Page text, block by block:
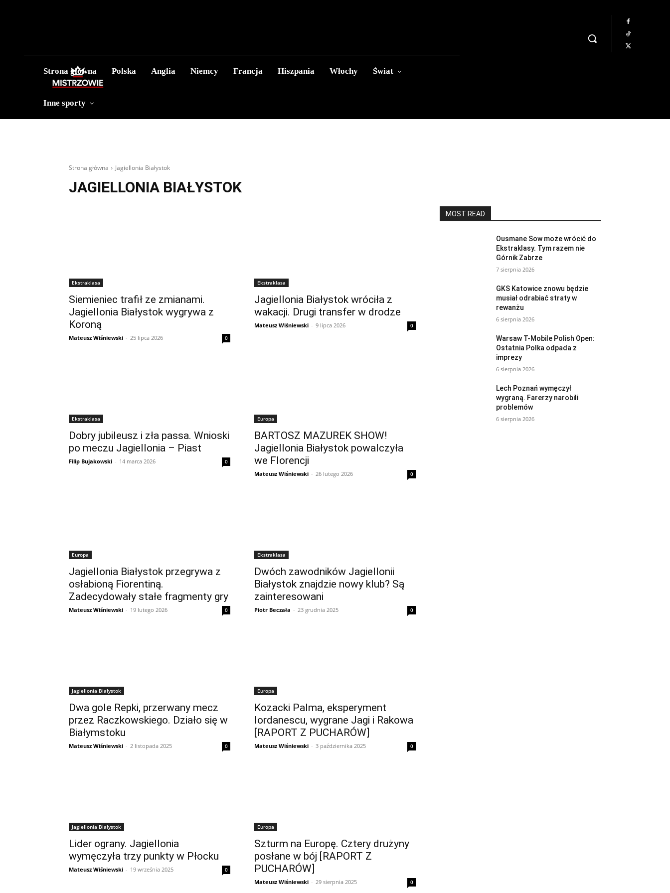
Strona główna Polska Anglia Niemcy Francja Hiszpania Włochy Świat
Inne sporty
Strona główna Jagiellonia Białystok
JAGIELLONIA BIAŁYSTOK
Ekstraklasa
Siemieniec trafił ze zmianami.
Jagiellonia Białystok wygrywa z
Koroną
Mateusz Wiśniewski - 25 lipca 2026 0
Ekstraklasa
Jagiellonia Białystok wróciła z
wakacji. Drugi transfer w drodze
Mateusz Wiśniewski - 9 lipca 2026 0
Ekstraklasa
Dobry jubileusz i zła passa. Wnioski
po meczu Jagiellonia – Piast
Filip Bujakowski - 14 marca 2026 0
Europa
BARTOSZ MAZUREK SHOW!
Jagiellonia Białystok powalczyła
we Florencji
Mateusz Wiśniewski - 26 lutego 2026 0
Europa
Jagiellonia Białystok przegrywa z
osłabioną Fiorentiną.
Zadecydowały stałe fragmenty gry
Mateusz Wiśniewski - 19 lutego 2026 0
Ekstraklasa
Dwóch zawodników Jagiellonii
Białystok znajdzie nowy klub? Są
zainteresowani
Piotr Beczała - 23 grudnia 2025 0
Jagiellonia Białystok
Dwa gole Repki, przerwany mecz
przez Raczkowskiego. Działo się w
Białymstoku
Mateusz Wiśniewski - 2 listopada 2025 0
Europa
Kozacki Palma, eksperyment
Iordanescu, wygrane Jagi i Rakowa
[RAPORT Z PUCHARÓW]
Mateusz Wiśniewski - 3 października 2025 0
Jagiellonia Białystok
Lider ograny. Jagiellonia
wymęczyła trzy punkty w Płocku
Mateusz Wiśniewski - 19 września 2025 0
Europa
Szturm na Europę. Cztery drużyny
posłane w bój [RAPORT Z
PUCHARÓW]
Mateusz Wiśniewski - 29 sierpnia 2025 0
MOST READ
Ousmane Sow może wrócić do
Ekstraklasy. Tym razem nie
Górnik Zabrze
7 sierpnia 2026
GKS Katowice znowu będzie
musiał odrabiać straty w
rewanżu
6 sierpnia 2026
Warsaw T-Mobile Polish Open:
Ostatnia Polka odpada z
imprezy
6 sierpnia 2026
Lech Poznań wymęczył
wygraną. Farerzy narobili
problemów
6 sierpnia 2026